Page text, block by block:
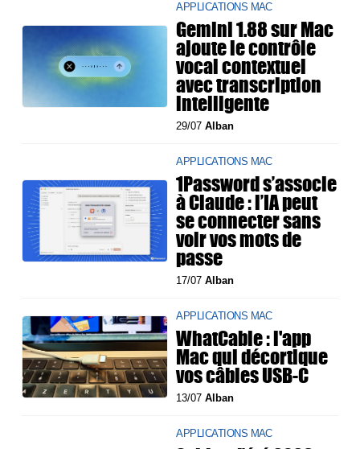
APPLICATIONS MAC
Gemini 1.88 sur Mac
ajoute le contrôle
vocal contextuel
avec transcription
intelligente
29/07Alban
APPLICATIONS MAC
1Password s’associe
à Claude : l’IA peut
se connecter sans
voir vos mots de
passe
17/07Alban
APPLICATIONS MAC
WhatCable : l'app
Mac qui décortique
vos câbles USB-C
13/07Alban
APPLICATIONS MAC